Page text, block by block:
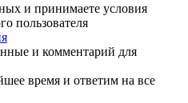
и принимаете условия
пользователя
и комментарий для
время и ответим на все